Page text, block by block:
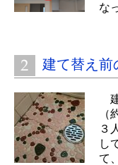
な
建て替え前
（
３
し
て